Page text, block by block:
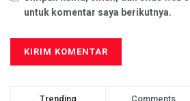
untuk komentar saya berikutnya.
Trending Comments